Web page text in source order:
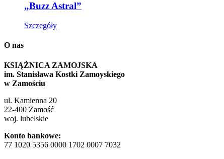
„Buzz Astral”
Szczegóły
O nas
KSIĄŻNICA ZAMOJSKA
im. Stanisława Kostki Zamoyskiego
w Zamościu
ul. Kamienna 20
22-400 Zamość
woj. lubelskie
Konto bankowe:
77 1020 5356 0000 1702 0007 7032